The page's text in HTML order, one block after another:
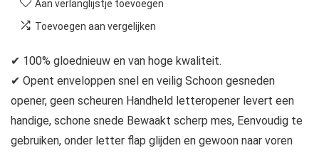
Aan verlanglijstje toevoegen
Toevoegen aan vergelijken
✔ 100% gloednieuw en van hoge kwaliteit.
✔ Opent enveloppen snel en veilig Schoon gesneden
opener, geen scheuren Handheld letteropener levert een
handige, schone snede Bewaakt scherp mes, Eenvoudig te
gebruiken, onder letter flap glijden en gewoon naar voren